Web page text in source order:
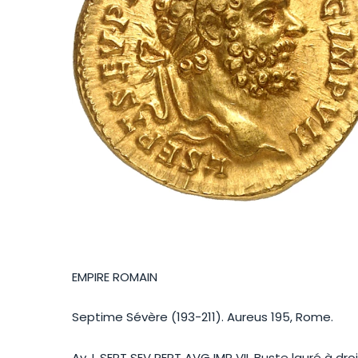
EMPIRE ROMAIN
Septime Sévère (193-211). Aureus 195, Rome.